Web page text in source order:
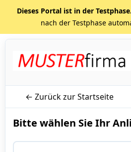
Dieses Portal ist in der Testphase.
nach der Testphase
← Zurück zur Startseite
Bitte wählen Sie Ihr